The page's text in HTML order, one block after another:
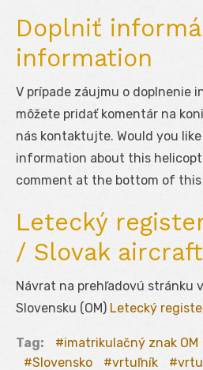
Doplniť
information
V prípade záujmu o doplnenie
môžete pridať komentár na
nás kontaktujte. Would you
information about this
comment at the bottom of
Letecký
/ Slovak
Návrat na prehľadovú stránku
Slovensku (OM) Letecký
Tag: imatrikulačný znak OM
Slovensko
vrtuľník